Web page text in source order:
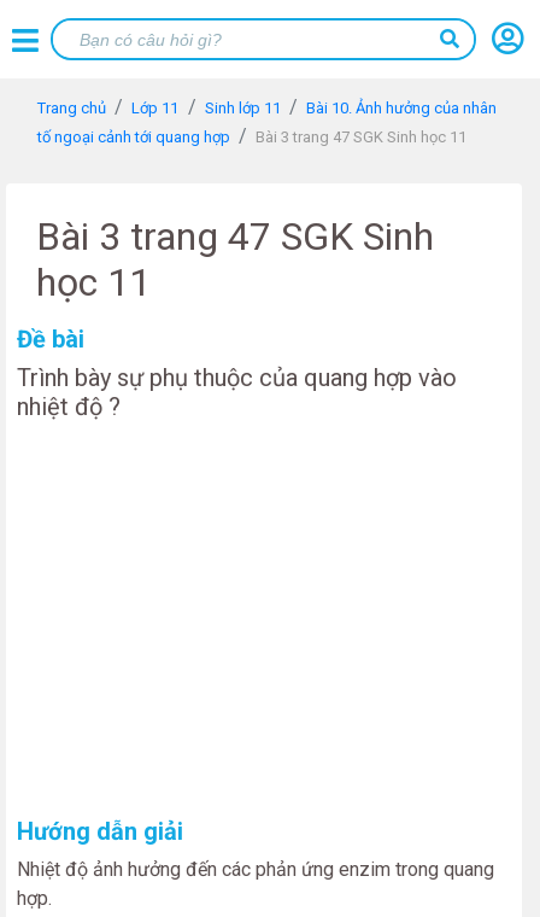
Trang chủ Lớp 11 Sinh lớp 11
Bài 10. Ảnh hưởng của nhân
tố ngoại cảnh tới quang hợp
Bài 3 trang 47 SGK Sinh học 11
Bài 3 trang 47 SGK Sinh
học 11
Đề bài
Trình bày sự phụ thuộc của quang hợp vào
nhiệt độ ?
Hướng dẫn giải
Nhiệt độ ảnh hưởng đến các phản ứng enzim trong quang
hợp.